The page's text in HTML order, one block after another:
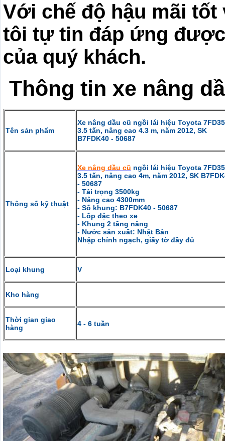
Với chế độ hậu mãi tốt
tôi tự tin đáp ứng
của quý khách.
Thông tin xe nâng
Tên sản phẩm
Xe nâng dầu cũ ngồi lái hiệu Toyota
3.5 tấn, nâng cao 4.3 m, năm 2012, SK
B7FDK40 - 50687
Thông số kỹ thuật
Xe nâng dầu cũ ngồi lái hiệu Toyota
3.5 tấn, nâng cao 4m, năm 2012, SK
- 50687
- Tải trọng 3500kg
- Nâng cao 4300mm
- Số khung: B7FDK40 - 50687
- Lốp đặc theo xe
- Khung 2 tầng nâng
- Nước sản xuất: Nhật Bản
Nhập chính ngạch, giấy tờ đầy đủ
Loại khung V
Kho hàng
Thời gian giao
hàng
4 - 6 tuần